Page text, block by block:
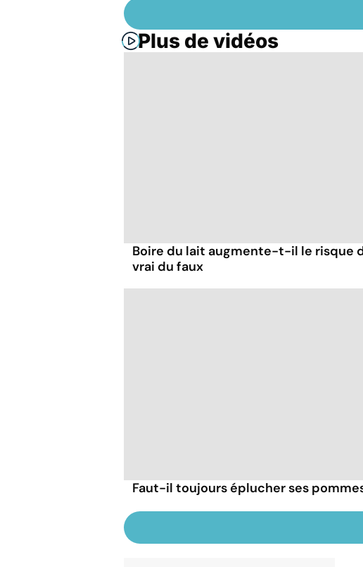
Plus de vidéos
Boire du lait augmente-t-il le risque
vrai du faux
Faut-il toujours éplucher ses